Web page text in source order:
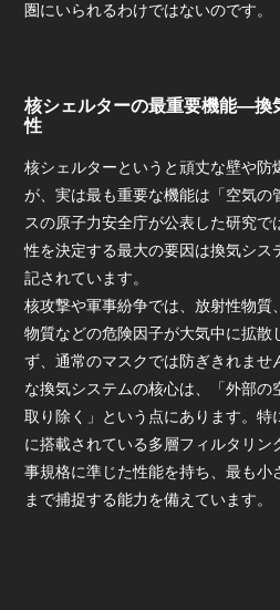
圏にいられるわけではないのです。
核シェルターの最重要機能―換
性
核シェルターというと頑丈な壁や防
が、実は最も重要な機能は「空気の
スの原子力安全庁が公表した研究
性を決定する最大の要因は換気シス
記されています。
核攻撃や軍事紛争では、放射性物質
物質などの危険因子が大気中に拡散
ず、通常のマスクでは防ぎきれませ
な換気システムの核心は、「外部の
取り除く」という点にあります。特
に搭載されている多層フィルタリン
事規格に準じた性能を持ち、最も小
まで捕捉する能力を備えています。